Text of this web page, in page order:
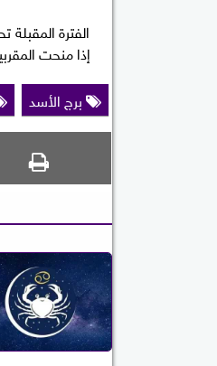
الفترة
إذا منحت
برج الأسد